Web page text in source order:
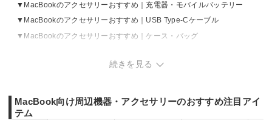
MacBookのアクセサリーおすすめ｜充電器・モバイルバッテリー
MacBookのアクセサリーおすすめ｜USB Type-Cケーブル
MacBookのアクセサリーおすすめ｜ケース・バッグ
MacBookのアクセサリーおすすめ｜外部ストレージ
MacBookのアクセサリーおすすめ｜モニター
MacBookのアクセサリーおすすめ｜その他あると便利なモノ
続きを見る
MacBook向け周辺機器・アクセサリーのおすすめ注目アイ
テム